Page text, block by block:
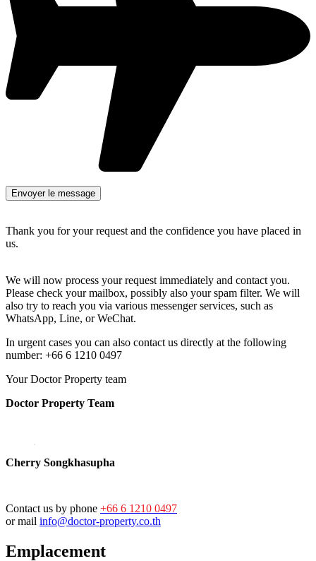
Thank you for your request and the confidence you have placed in
us.
We will now process your request immediately and contact you.
Please check your mailbox, possibly also your spam filter. We will
also try to reach you via various messenger services, such as
WhatsApp, Line, or WeChat.
In urgent cases you can also contact us directly at the following
number: +66 6 1210 0497
Your Doctor Property team
Doctor Property Team
Cherry Songkhasupha
Contact us by phone +66 6 1210 0497
or mail info@doctor-property.co.th
Emplacement